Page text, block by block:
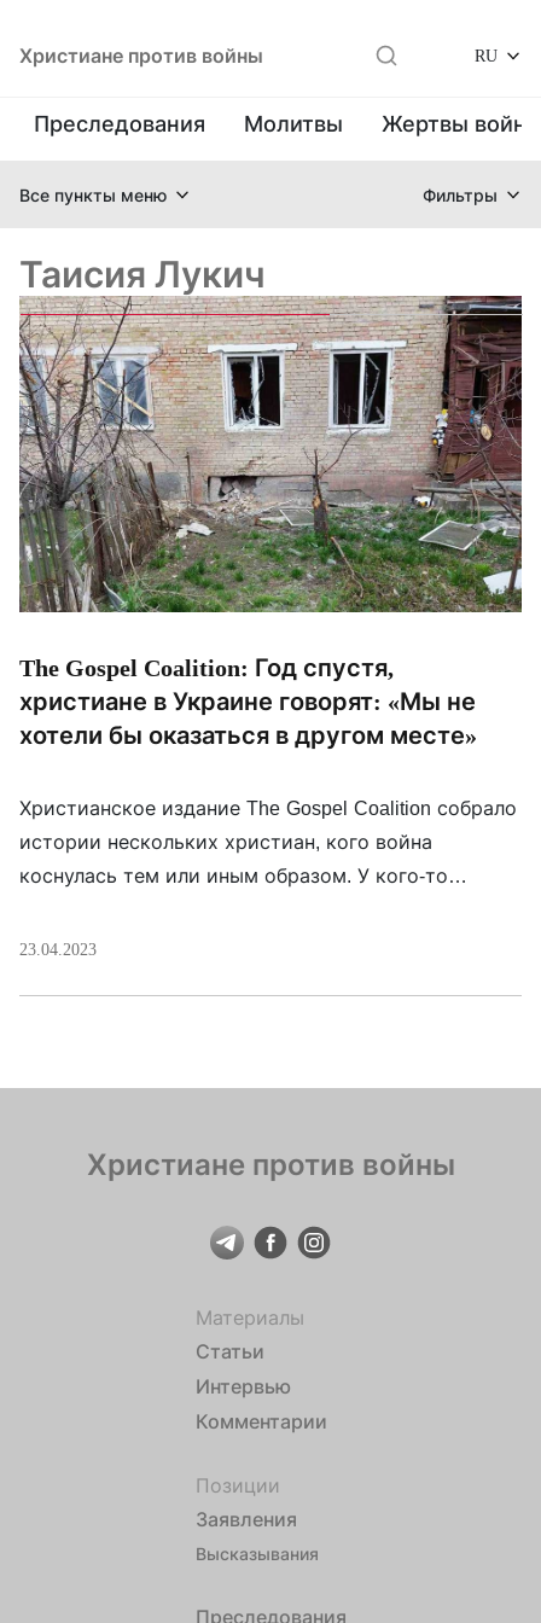
Христиане против войны RU
Преследования Молитвы Жертвы
Все пункты меню Фильтры
Таисия Лукич
The Gospel Coalition: Год спустя,
христиане в Украине говорят: «Мы не
хотели бы оказаться в другом месте»
Христианское издание The Gospel Coalition собрало
истории нескольких христиан, кого война
коснулась тем или иным образом. У кого-то
Александр из Балаклеи, пережил истязания и
23.04.2023
Христиане против войны
Материалы
Статьи
Интервью
Комментарии
Позиции
Заявления
Высказывания
Преследования